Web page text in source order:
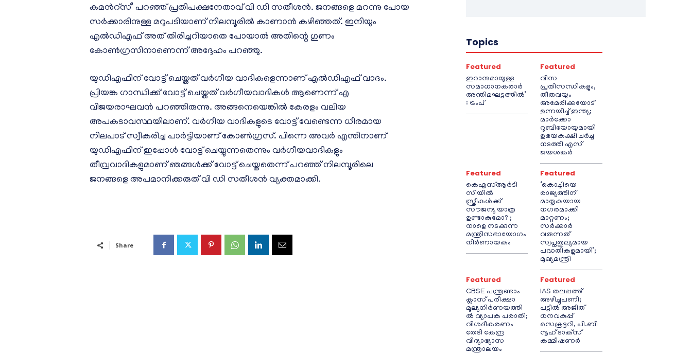
കമന്‍റ്സ്’ പറഞ്ഞ് പ്രതിപക്ഷനേതാവ് വി ഡി സതീശൻ. ജനങ്ങളെ മറന്നു പോയ
സർക്കാരിനുള്ള മറുപടിയാണ് നിലമ്പൂരിൽ കാണാൻ കഴിഞ്ഞത്. ഇനിയും
എൽഡിഎഫ് അത് തിരിച്ചറിയാതെ പോയാൽ അതിന്റെ ഗുണം
കോൺഗ്രസിനാണെന്ന് അദ്ദേഹം പറഞ്ഞു.
യുഡിഎഫിന് വോട്ട് ചെയ്തത് വർഗീയ വാദികളെന്നാണ് എൽഡിഎഫ് വാദം.
പ്രിയങ്ക ഗാന്ധിക്ക് വോട്ട് ചെയ്തത് വർഗീയവാദികൾ ആണെന്ന് എ
വിജയരാഘവൻ പറഞ്ഞിരുന്നു. അങ്ങനെയെങ്കിൽ കേരളം വലിയ
അപകടാവസ്ഥയിലാണ്. വർഗീയ വാദികളുടെ വോട്ട് വേണ്ടെന്ന ധീരമായ
നിലപാട് സ്വീകരിച്ച പാർട്ടിയാണ് കോൺഗ്രസ്. പിന്നെ അവർ എന്തിനാണ്
യുഡിഎഫിന് ഇപ്പോൾ വോട്ട് ചെയ്യുന്നതെന്നും വർഗീയവാദികളും
തീവ്രവാദികളുമാണ് ഞങ്ങൾക്ക് വോട്ട് ചെയ്തതെന്ന് പറഞ്ഞ് നിലമ്പൂരിലെ
ജനങ്ങളെ അപമാനിക്കരുത് വി ഡി സതീശൻ വ്യക്തമാക്കി.
Share
Topics
Featured
ഇറാനുമായുള്ള
സമാധാനകരാർ
അന്തിമഘട്ടത്തിൽ‌’
: ട്രംപ്
Featured
വിസ
പ്രതിസന്ധികളും,
തീരുവയും
അമേരിക്കയോട്
ഉന്നയിച്ച് ഇന്ത്യ;
മാർക്കോ
റൂബിയോയുമായി
ഉഭയകക്ഷി ചർച്ച
നടത്തി എസ്
ജയശങ്കർ
Featured
കെഎസ്ആർടി
സിയിൽ
സ്ത്രീകൾക്ക്
സൗജന്യ യാത്ര
ഉണ്ടാകുമോ? ;
നാളെ നടക്കുന്ന
മന്ത്രിസഭായോഗം
നിർണായകം
Featured
‘കൊച്ചിയെ
രാജ്യത്തിന്
മാതൃകയായ
നഗരമാക്കി
മാറ്റണം;
സർക്കാർ
വരുന്നത്
സ്വപ്നതുല്യമായ
പദ്ധതികളുമായി’;
മുഖ്യമന്ത്രി
Featured
CBSE പന്ത്രണ്ടാം
ക്ലാസ് പരീക്ഷാ
മൂല്യനിർണയത്തി
ൽ വ്യാപക പരാതി;
വിശദീകരണം
തേടി കേന്ദ്ര
വിദ്യാഭ്യാസ
മന്ത്രാലയം
Featured
IAS തലപ്പത്ത്
അഴിച്ചുപണി;
പട്ടീല്‍ അജിത്
ധനവകുപ്പ്
സെക്രട്ടറി, പി.ബി
നൂഹ് ടാക്‌സ്
കമ്മീഷണര്‍